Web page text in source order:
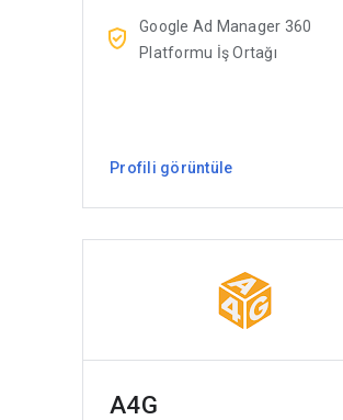
Google Ad Manager 360
Platformu İş Ortağı
Profili görüntüle
A4G